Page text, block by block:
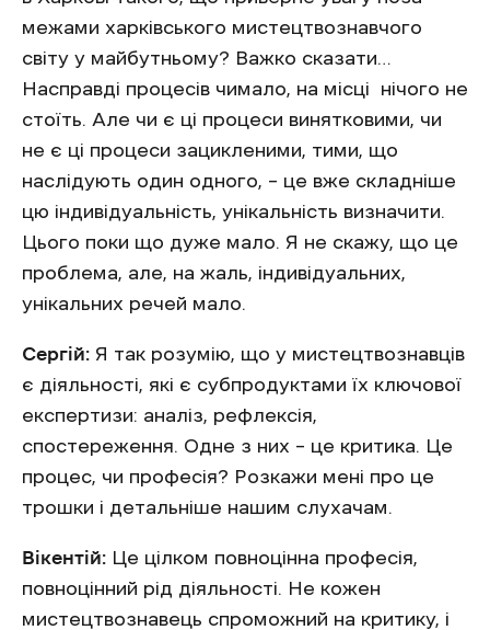
межами харківського мистецтвознавчого
світу у майбутньому? Важко сказати…
Насправді процесів чимало, на місці нічого не
стоїть. Але чи є ці процеси винятковими, чи
не є ці процеси зацикленими, тими, що
наслідують один одного, – це вже складніше
цю індивідуальність, унікальність визначити.
Цього поки що дуже мало. Я не скажу, що це
проблема, але, на жаль, індивідуальних,
унікальних речей мало.
Сергій: Я так розумію, що у мистецтвознавців
є діяльності, які є субпродуктами їх ключової
експертизи: аналіз, рефлексія,
спостереження. Одне з них – це критика. Це
процес, чи професія? Розкажи мені про це
трошки і детальніше нашим слухачам.
Вікентій: Це цілком повноцінна професія,
повноцінний рід діяльності. Не кожен
мистецтвознавець спроможний на критику, і